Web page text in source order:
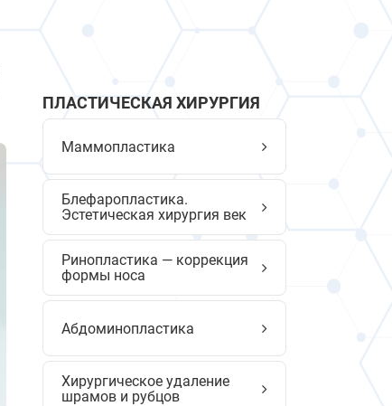
ПЛАСТИЧЕСКАЯ ХИРУРГИЯ
Маммопластика
Блефаропластика.
Эстетическая хирургия век
Ринопластика — коррекция
формы носа
Абдоминопластика
Хирургическое удаление
шрамов и рубцов